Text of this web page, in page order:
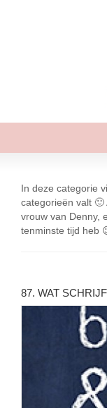
In deze categorie
categorieën valt 🙂
vrouw van Denny,
tenminste tijd heb
87. WAT